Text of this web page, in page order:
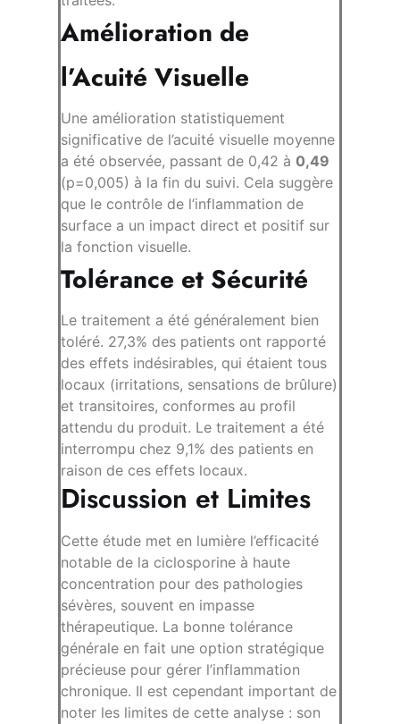
Amélioration de
l’Acuité Visuelle
Une amélioration statistiquement
significative de l’acuité visuelle moyenne
a été observée, passant de 0,42 à 0,49
(p=0,005) à la fin du suivi. Cela suggère
que le contrôle de l’inflammation de
surface a un impact direct et positif sur
la fonction visuelle.
Tolérance et Sécurité
Le traitement a été généralement bien
toléré. 27,3% des patients ont rapporté
des effets indésirables, qui étaient tous
locaux (irritations, sensations de brûlure)
et transitoires, conformes au profil
attendu du produit. Le traitement a été
interrompu chez 9,1% des patients en
raison de ces effets locaux.
Discussion et Limites
Cette étude met en lumière l’efficacité
notable de la ciclosporine à haute
concentration pour des pathologies
sévères, souvent en impasse
thérapeutique. La bonne tolérance
générale en fait une option stratégique
précieuse pour gérer l’inflammation
chronique. Il est cependant important de
noter les limites de cette analyse : son